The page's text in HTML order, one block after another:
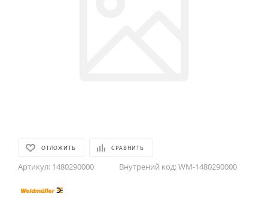
ОТЛОЖИТЬ СРАВНИТЬ
Артикул: 1480290000 Внутрений код:WM-1480290000